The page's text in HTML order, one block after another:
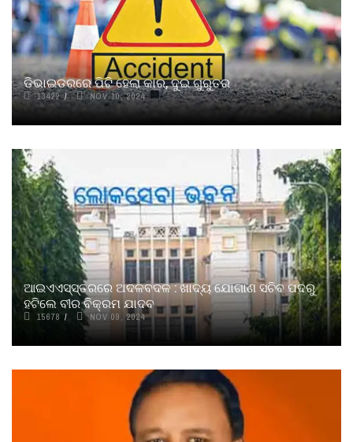
ଡିଭାଇଡରରେ ପିଟି ହେଲା କାର, ଦୁଇ ଗୁରୁତର
13422 NOV 10, 2024
ଆଇଏଏସ୍‌ସ୍ତରରେ ଅଦଳବଦଳ : ଖାଦ୍ୟ ଯୋଗାଣ ସଚିବ ପଦରୁ
ହଟିଲେ ବୀର ବିକ୍ରମ ଯାଦବ
15678 NOV 09, 2024